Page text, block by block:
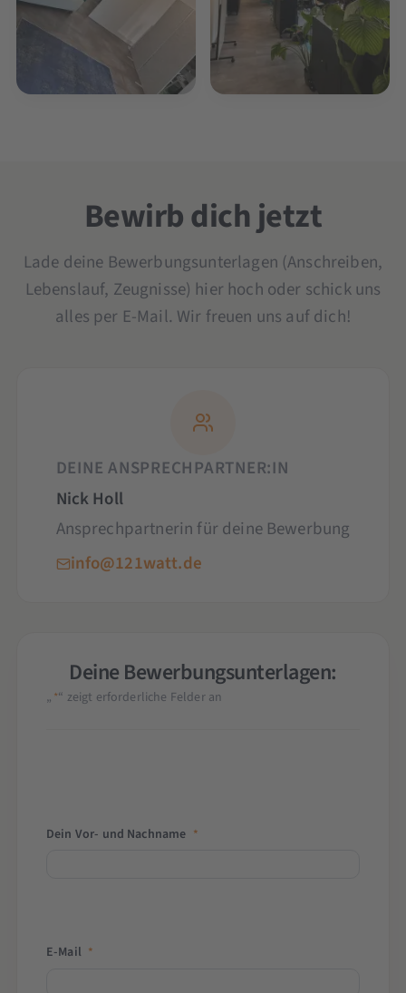
Bewirb dich jetzt
Lade deine Bewerbungsunterlagen (Anschreiben,
Lebenslauf, Zeugnisse) hier hoch oder schick uns
alles per E-Mail. Wir freuen uns auf dich!
DEINE ANSPRECHPARTNER:IN
Nick Holl
Ansprechpartnerin für deine Bewerbung
info@121watt.de
Deine Bewerbungsunterlagen:
„ *“ zeigt erforderliche Felder an
Dein Vor- und Nachname *
E-Mail *